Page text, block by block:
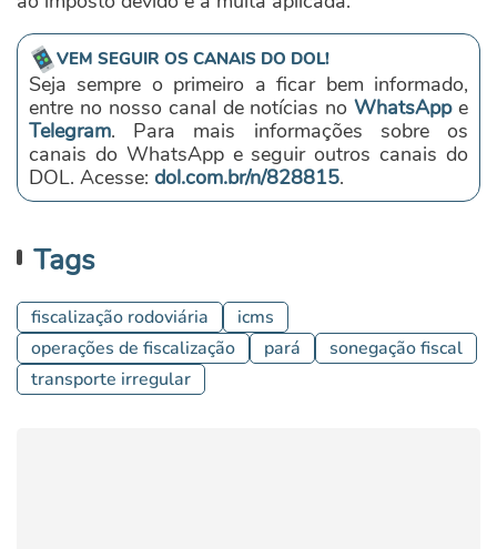
VEM SEGUIR OS CANAIS DO DOL!
Seja sempre o primeiro a ficar bem informado,
entre no nosso canal de notícias noWhatsAppe
Telegram. Para mais informações sobre os
canais do WhatsApp e seguir outros canais do
DOL. Acesse: dol.com.br/n/828815.
Tags
fiscalização rodoviária
icms
operações de fiscalização
pará
sonegação fiscal
transporte irregular